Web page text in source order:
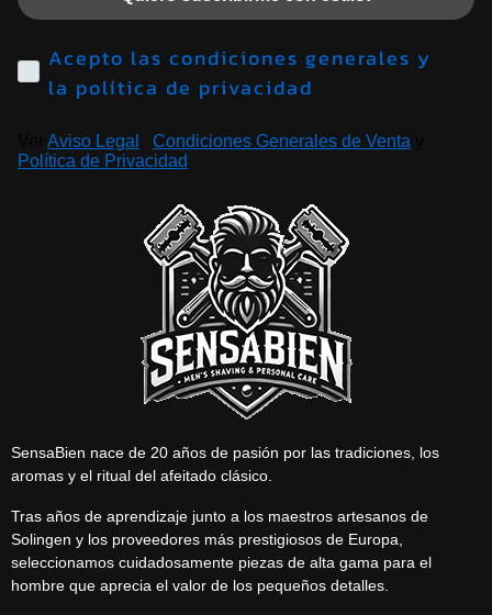
Acepto las condiciones generales y
la política de privacidad
Aviso Legal Condiciones Generales de Venta
Política de Privacidad
SensaBien nace de 20 años de pasión por las tradiciones, los
aromas y el ritual del afeitado clásico.
Tras años de aprendizaje junto a los maestros artesanos de
Solingen y los proveedores más prestigiosos de Europa,
seleccionamos cuidadosamente piezas de alta gama para el
hombre que aprecia el valor de los pequeños detalles.